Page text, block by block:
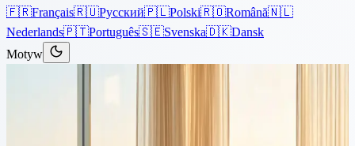
🇫🇷Français🇷🇺Русский🇵🇱Polski🇷🇴Română🇳🇱
Nederlands🇵🇹Português🇸🇪Svenska🇩🇰Dansk
Motyw